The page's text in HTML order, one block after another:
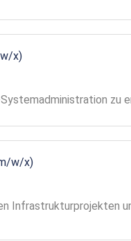
x)
Systemadministration zu
w/x)
Infrastrukturprojekten